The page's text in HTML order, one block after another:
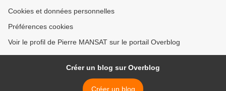
Cookies et données personnelles
Préférences cookies
Voir le profil de Pierre MANSAT sur le portail Overblog
Créer un blog sur Overblog
Créer un blog